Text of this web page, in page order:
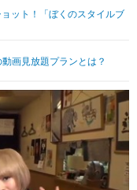
その他
ット！「ぼくのスタイルブ
画見放題プランとは？